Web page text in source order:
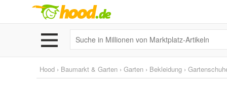
Hood › Baumarkt & Garten › Garten › Bekleidung ›